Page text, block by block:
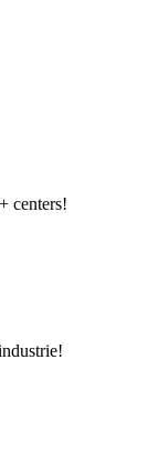
centers!